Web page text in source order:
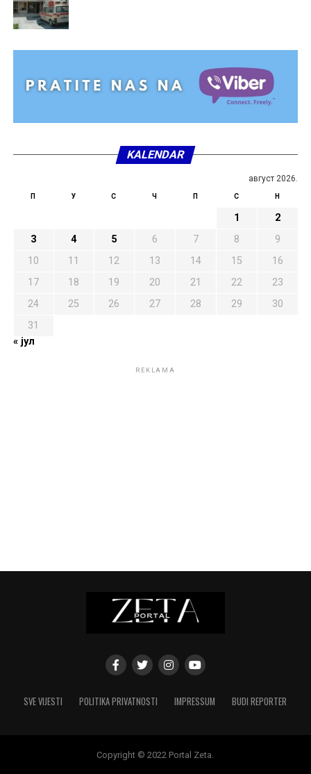
KALENDAR
август 2026.
П У С Ч П С Н
1
2
3
4 5 6 7 8
9
10
11 12 13 14 15
16
17
18 19 20 21 22
23
24
25 26 27 28 29
30
31
« јул
REKLAMA
SVE VIJESTI POLITIKA PRIVATNOSTI IMPRESSUM BUDI REPORTER
Copyright © 2022 Portal Zeta.